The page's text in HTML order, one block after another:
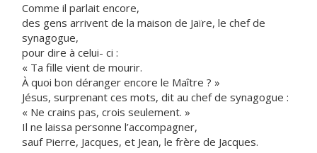
Comme il parlait encore,
des gens arrivent de la maison de Jaïre, le chef de
synagogue,
pour dire à celui- ci :
« Ta fille vient de mourir.
À quoi bon déranger encore le Maître ? »
Jésus, surprenant ces mots, dit au chef de synagogue :
« Ne crains pas, crois seulement. »
Il ne laissa personne l’accompagner,
sauf Pierre, Jacques, et Jean, le frère de Jacques.